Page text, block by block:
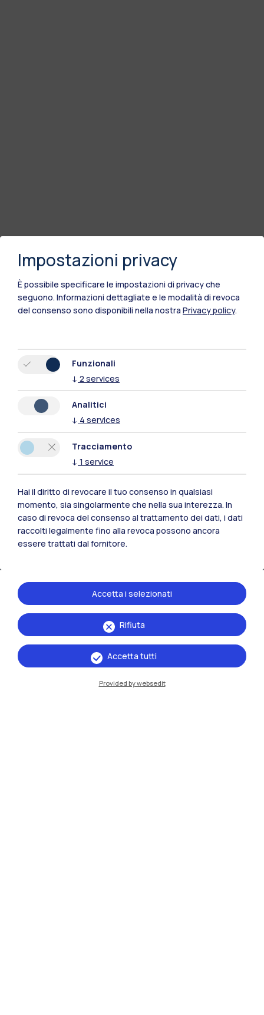
Polimi Community
Tutti i siti dell’ecosistema
Residenze
Sedi
Milano Leonardo
Impostazioni privacy
È possibile specificare le impostazioni di privacy che
seguono. Informazioni dettagliate e le modalità di revoca
del consenso sono disponibili nella nostra Privacy policy.
Funzionali
↓ 2 services
Analitici
↓ 4 services
Tracciamento
↓ 1 service
Hai il diritto di revocare il tuo consenso in qualsiasi
momento, sia singolarmente che nella sua interezza. In
caso di revoca del consenso al trattamento dei dati, i dati
raccolti legalmente fino alla revoca possono ancora
essere trattati dal fornitore.
Rifiuta
Accetta i selezionati
Accetta tutti
Provided by websedit